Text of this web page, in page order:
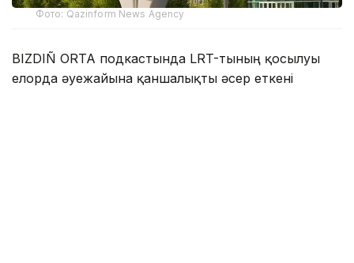
Фото: Qazinform News Agency
BIZDIÑ ORTA подкастында LRT-тының қосылуы
елорда әуежайына қаншалықты әсер еткені